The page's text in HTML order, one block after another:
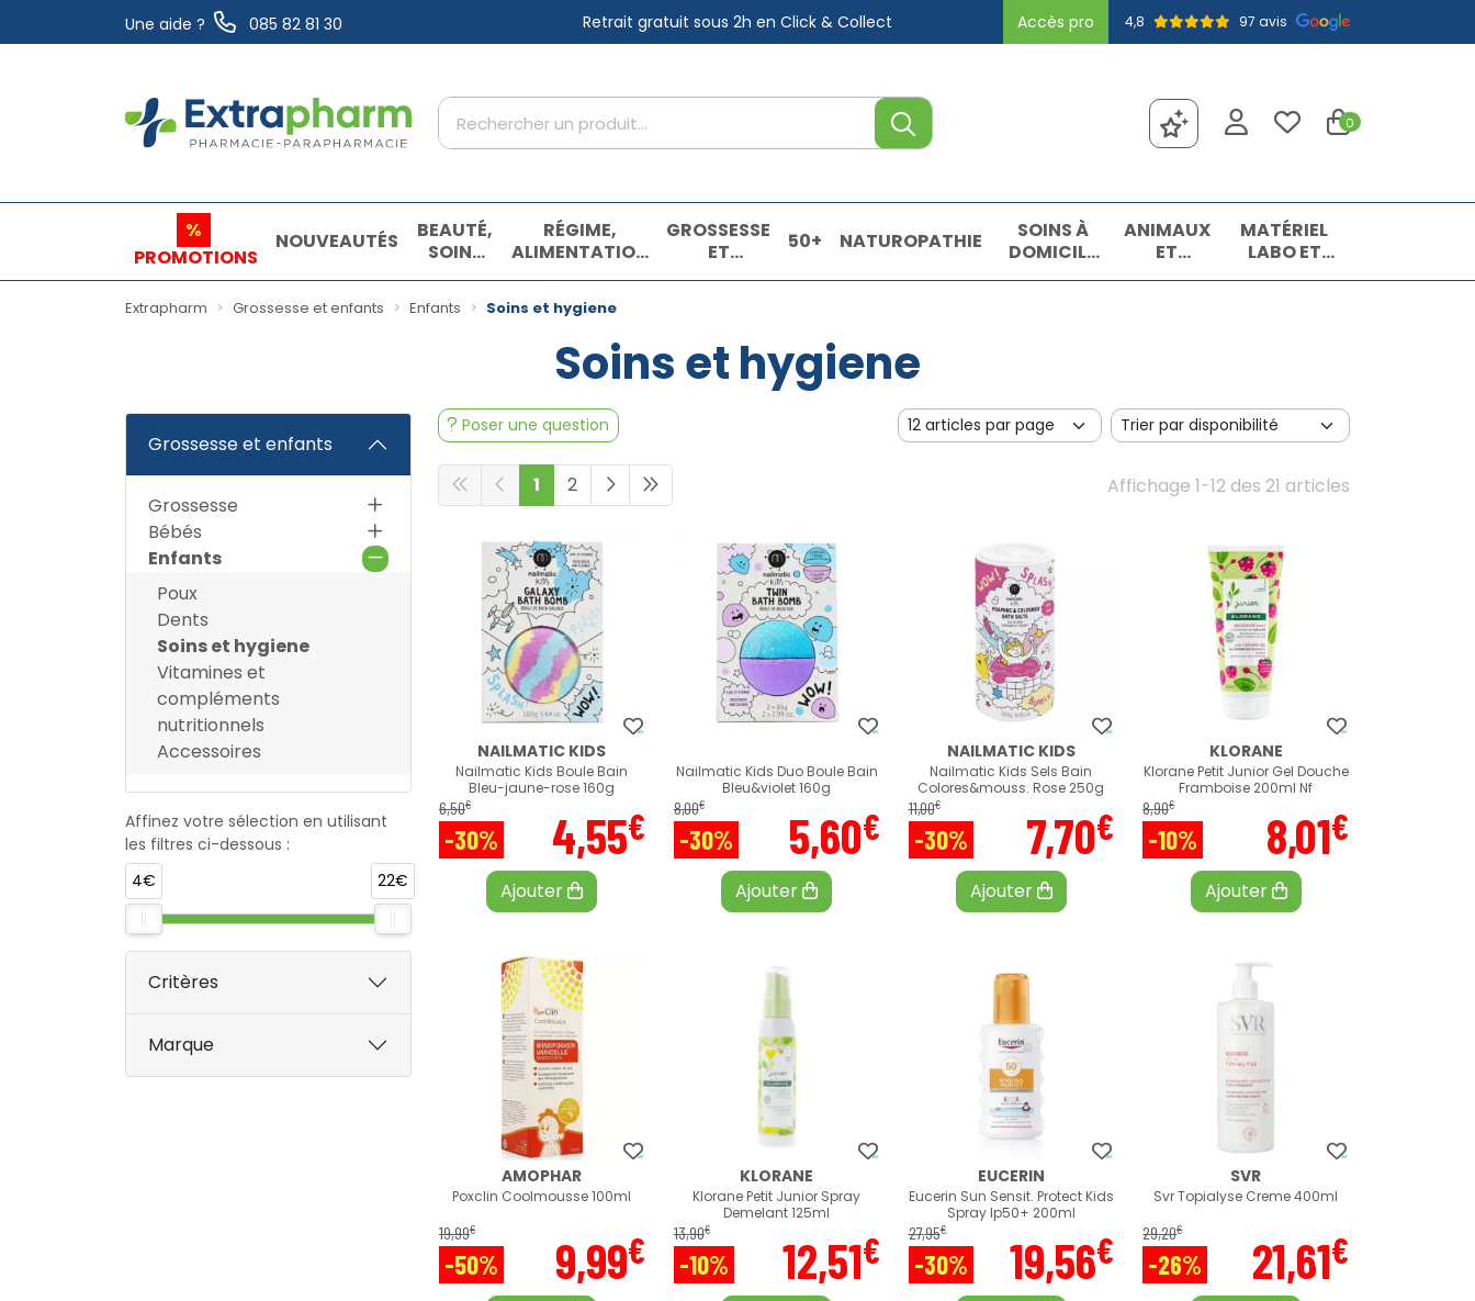
Une aide ? 085 82 81 30 Retrait gratuit sous 2h en Click & Collect Accès pro 4,8 97 avis
Extrapharm Votre pharmacie en ligne à votre service 0
%
PROMOTIONS
NOUVEAUTÉS
BEAUTÉ,
SOINS
ET
RÉGIME,
ALIMENTATION
& VITAMINES
GROSSESSE
ET
ENFANTS
50+ NATUROPATHIE
SOINS À
DOMICILE
ET
ANIMAUX
ET
INSECTES
MATÉRIEL
LABO ET
MATIÈRES
Extrapharm Grossesse et enfants Enfants Soins et hygiene
Soins et hygiene
Poser une question
Affichage 1-12 des 21 articles
1 2
NAILMATIC KIDS
Nailmatic Kids Boule Bain
Bleu-jaune-rose 160g
6,50€
-30% 4,55€
Ajouter
Nailmatic Kids Duo Boule Bain
Bleu&violet 160g
8,00€
-30% 5,60€
Ajouter
NAILMATIC KIDS
Nailmatic Kids Sels Bain
Colores&mouss. Rose 250g
11,00€
-30% 7,70€
Ajouter
KLORANE
Klorane Petit Junior Gel Douche
Framboise 200ml Nf
8,90€
-10% 8,01€
Ajouter
AMOPHAR
Poxclin Coolmousse 100ml
19,99€
-50% 9,99€
KLORANE
Klorane Petit Junior Spray
Demelant 125ml
13,90€
-10% 12,51€
EUCERIN
Eucerin Sun Sensit. Protect Kids
Spray Ip50+ 200ml
27,95€
-30% 19,56€
SVR
Svr Topialyse Creme 400ml
29,20€
-26% 21,61€
Grossesse et enfants
Grossesse
Bébés
Enfants
Poux
Dents
Soins et hygiene
Vitamines et
compléments
nutritionnels
Accessoires
Affinez votre sélection en utilisant
les filtres ci-dessous :
4€
22€
Critères
Marque